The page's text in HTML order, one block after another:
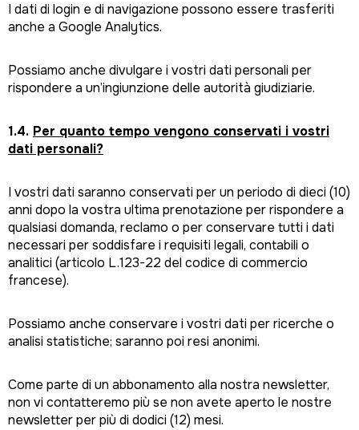
I dati di login e di navigazione possono essere trasferiti
anche a Google Analytics.
Possiamo anche divulgare i vostri dati personali per
rispondere a un’ingiunzione delle autorità giudiziarie.
1.4. Per quanto tempo vengono conservati i vostri
dati personali?
I vostri dati saranno conservati per un periodo di dieci (10)
anni dopo la vostra ultima prenotazione per rispondere a
qualsiasi domanda, reclamo o per conservare tutti i dati
necessari per soddisfare i requisiti legali, contabili o
analitici (articolo L.123-22 del codice di commercio
francese).
Possiamo anche conservare i vostri dati per ricerche o
analisi statistiche; saranno poi resi anonimi.
Come parte di un abbonamento alla nostra newsletter,
non vi contatteremo più se non avete aperto le nostre
newsletter per più di dodici (12) mesi.